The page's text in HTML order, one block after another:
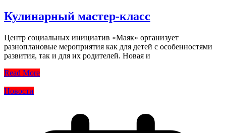
Кулинарный мастер-класс
Центр социальных инициатив «Маяк» организует
разноплановые мероприятия как для детей с особенностями
развития, так и для их родителей. Новая и
Read More
Новости